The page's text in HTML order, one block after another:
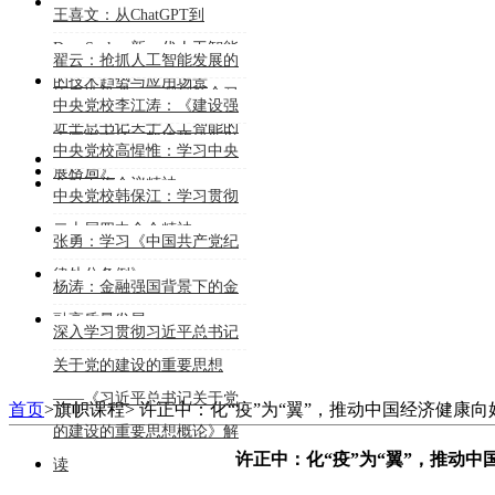
王喜文：从ChatGPT到
DeepSeek：新一代人工智能
的技术趋势与应用场景
翟云：抢抓人工智能发展的
历史性机遇——深刻领会习
近平总书记关于人工智能的
重要论述
中央党校李江涛：《建设强
大国内市场，加快构建新发
展格局》
中央党校高惺惟：学习中央
金融工作会议精神
中央党校韩保江：学习贯彻
二十届四中全会精神
张勇：学习《中国共产党纪
律处分条例》
杨涛：金融强国背景下的金
融高质量发展
深入学习贯彻习近平总书记
关于党的建设的重要思想
——《习近平总书记关于党
的建设的重要思想概论》解
读
首页>旗帜课程>许正中：化“疫”为“翼”，推动中国经济健康向
许正中：化“疫”为“翼”，推动中